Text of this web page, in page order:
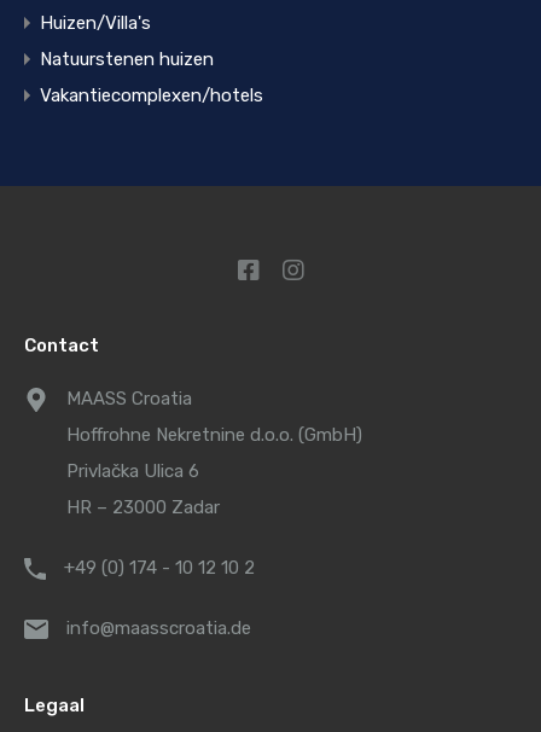
Huizen/Villa's
Natuurstenen huizen
Vakantiecomplexen/hotels
Contact
MAASS Croatia
Hoffrohne Nekretnine d.o.o. (GmbH)
Privlačka Ulica 6
HR – 23000 Zadar
+49 (0) 174 - 10 12 10 2
info@maasscroatia.de
Legaal